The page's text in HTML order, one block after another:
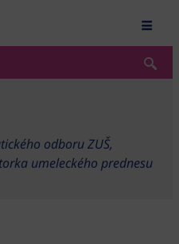
odboru ZUŠ,
umeleckého prednesu